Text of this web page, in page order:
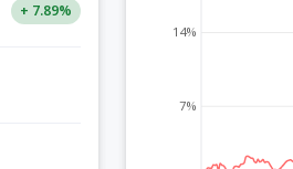
+ 7.89%
7%
14%